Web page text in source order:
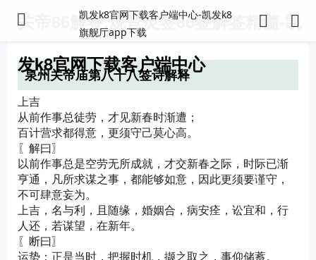
凯发k8官网下载客户端中心-凯发k8
旗舰厅app下载
关帝86解签,观音灵签86签解签精髓-凯
发k8官网下载客户端中心
泉州关帝庙第八十八签诗解释
上吉
从前作事总徒劳，才见新春时渐遭；
百计营求都得意，更须守己莫心高。
〖解曰〗
以前作事总是空劳无所成就，才交新春之际，时际已渐
亨通，凡所求谋之事，都能够如意，因此更须要谨守，
不可肆意妄为。
上吉，名与利，且随缘，婚姻合，病安痊，讼宜和，行
人还，若谋望，在新年。
〖断曰〗
运势：正是当时，把握时机，撷之取之，事仰储蓄。